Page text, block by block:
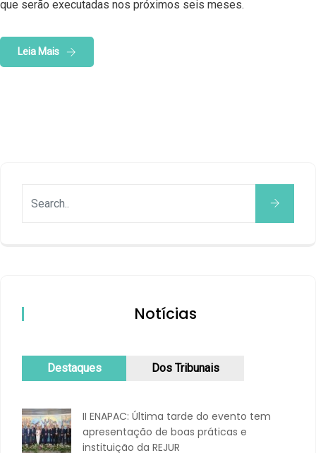
que serão executadas nos próximos seis meses.
Leia Mais
Notícias
Destaques Dos Tribunais
II ENAPAC: Última tarde do evento tem
apresentação de boas práticas e
instituição da REJUR